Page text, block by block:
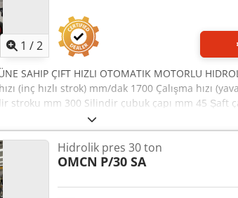
1 /2
SAHIP ÇIFT HIZLI OTOMATIK MOTORLU
(inç hızlı strok) mm/dak 1700 Çalışma hızı
stroku mm 300 Silindir çubuk çapı mm 45 Şaft
350 Gerilim V 400 Frekans Hz 50-60 Motor gücü
Hidrolik pres 30 ton
OMCN P/30 SA